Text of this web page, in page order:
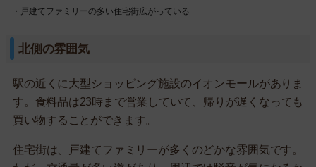
・戸建てファミリーの多い住宅街広がっている
北側の雰囲気
駅の近くに大型ショッピング施設のイオンモールがありま
す。食料品は23時まで営業していて、帰りが遅くなっても
買い物することができます。
住宅街は、戸建てファミリーが多くのどかな雰囲気です。